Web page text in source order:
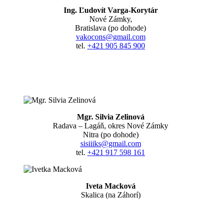
Ing. Ľudovít Varga-Korytár
Nové Zámky,
Bratislava (po dohode)
vakocons@gmail.com
tel. +421 905 845 900
Mgr. Silvia Zelinová
Radava – Lagáň, okres Nové Zámky
Nitra (po dohode)
sisiiiks@gmail.com
tel. +421 917 598 161
Iveta Macková
Skalica (na Záhorí)